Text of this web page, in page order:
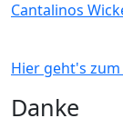
Cantalinos
Hier geht's
Danke